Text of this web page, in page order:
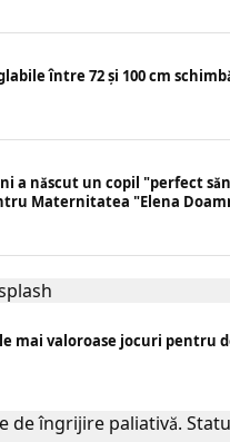
între 72 și 100 cm
a născut un copil "perfect
Maternitatea "Elena
mai valoroase jocuri pentru